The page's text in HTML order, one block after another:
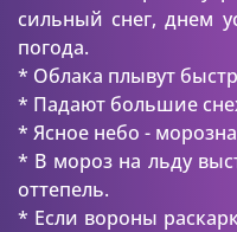
сильный снег, днем
погода.
* Облака плывут
* Падают большие
* Ясное небо -
* В мороз на льду
оттепель.
* Если вороны